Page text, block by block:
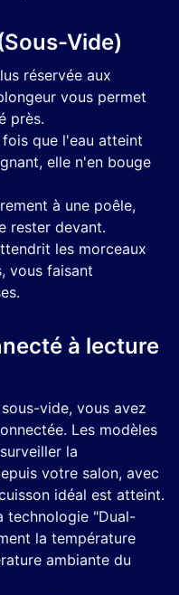
Vide)
réservée aux
vous permet
près.
fois que l'eau atteint
elle n'en bouge
à une poêle,
rester devant.
les morceaux
vous faisant
à lecture
vide, vous avez
Les modèles
la
votre salon, avec
idéal est atteint.
technologie "Dual-
la température
ambiante du